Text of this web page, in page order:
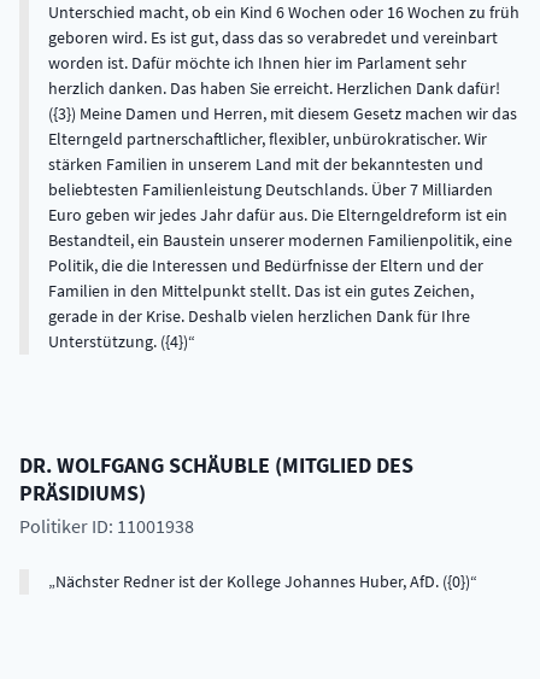
Unterschied macht, ob ein Kind 6 Wochen oder 16 Wochen zu früh
geboren wird. Es ist gut, dass das so verabredet und vereinbart
worden ist. Dafür möchte ich Ihnen hier im Parlament sehr
herzlich danken. Das haben Sie erreicht. Herzlichen Dank dafür!
({3}) Meine Damen und Herren, mit diesem Gesetz machen wir das
Elterngeld partnerschaftlicher, flexibler, unbürokratischer. Wir
stärken Familien in unserem Land mit der bekanntesten und
beliebtesten Familienleistung Deutschlands. Über 7 Milliarden
Euro geben wir jedes Jahr dafür aus. Die Elterngeldreform ist ein
Bestandteil, ein Baustein unserer modernen Familienpolitik, eine
Politik, die die Interessen und Bedürfnisse der Eltern und der
Familien in den Mittelpunkt stellt. Das ist ein gutes Zeichen,
gerade in der Krise. Deshalb vielen herzlichen Dank für Ihre
Unterstützung. ({4})
DR.WOLFGANGSCHÄUBLE (MITGLIED DES
PRÄSIDIUMS)
Politiker ID: 11001938
Nächster Redner ist der Kollege Johannes Huber, AfD. ({0})